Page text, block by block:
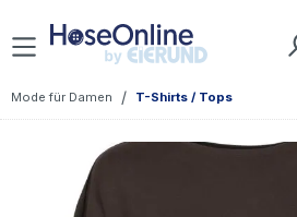
Zum Hauptinhalt springen
Mode für Damen / T-Shirts / Tops
Bildergalerie überspringen